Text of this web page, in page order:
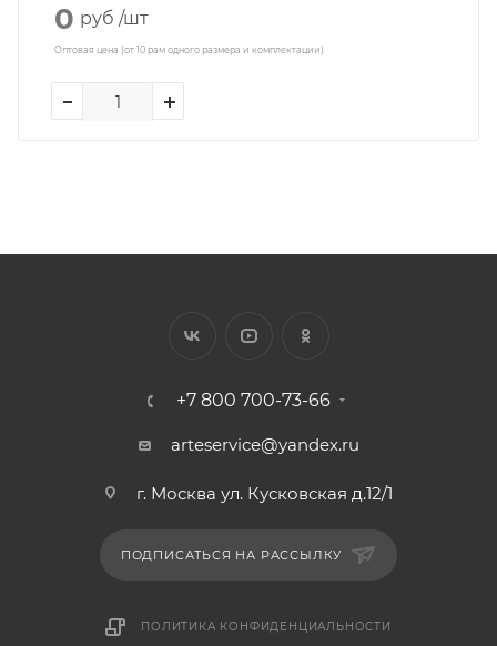
0 руб /шт
Оптовая цена (от 10 рам одного размера и комплектации)
+7 800 700-73-66
arteservice@yandex.ru
г. Москва ул. Кусковская д.12/1
ПОДПИСАТЬСЯ НА РАССЫЛКУ
ПОЛИТИКА КОНФИДЕНЦИАЛЬНОСТИ